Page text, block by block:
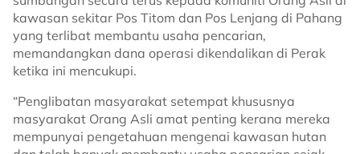
kawasan sekitar Pos Titom dan Pos Lenjang di Pahang
yang terlibat membantu usaha pencarian,
memandangkan dana operasi dikendalikan di Perak
ketika ini mencukupi.
“Penglibatan masyarakat setempat khususnya
masyarakat Orang Asli amat penting kerana mereka
mempunyai pengetahuan mengenai kawasan hutan